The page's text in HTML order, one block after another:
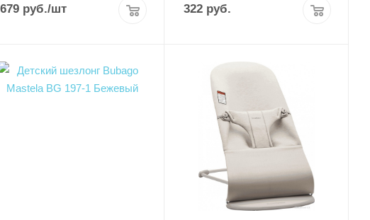
679руб./шт 322 руб.